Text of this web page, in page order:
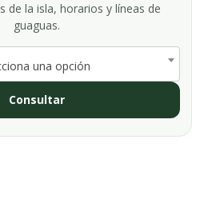
de la isla, horarios y líneas de
guaguas.
una opción
Consultar